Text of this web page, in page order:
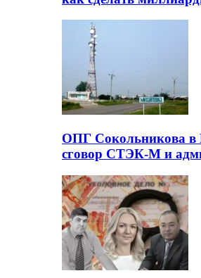
ОПГ Сокольникова в
сговор СТЭК-М и